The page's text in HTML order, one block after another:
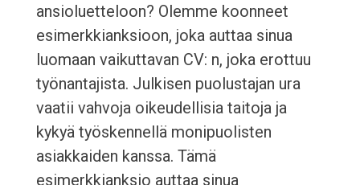
ansioluetteloon? Olemme koonneet
esimerkkianksioon, joka auttaa sinua
luomaan vaikuttavan CV: n, joka erottuu
työnantajista. Julkisen puolustajan ura
vaatii vahvoja oikeudellisia taitoja ja
kykyä työskennellä monipuolisten
asiakkaiden kanssa. Tämä
esimerkkianksio auttaa sinua